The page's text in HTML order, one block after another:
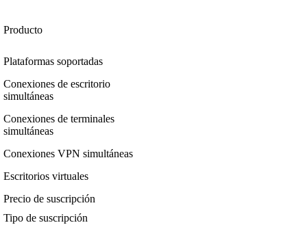
Producto
Plataformas soportadas
Conexiones de escritorio
simultáneas
Conexiones de terminales
simultáneas
Conexiones VPN simultáneas
Escritorios virtuales
Precio de suscripción
Tipo de suscripción